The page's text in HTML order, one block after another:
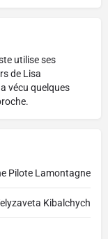
utilise ses
de Lisa
vécu quelques
Pilote Lamontagne
Kibalchych